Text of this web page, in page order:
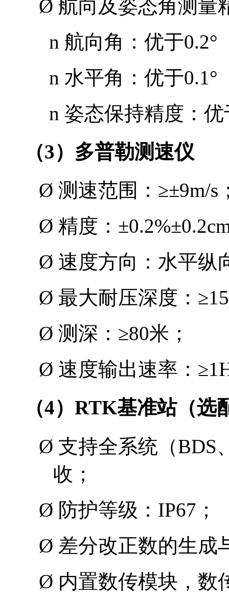
Ø 航向及姿态角测量
n 航向角：优于0.2°
n 水平角：优于0.1°
n 姿态保持精度：优
（3）多普勒测速仪
Ø 测速范围： ≥±9m/s
Ø 精度：
Ø 速度方向：水平纵
Ø 最大耐压深度：
Ø 测深： ≥80米；
Ø 速度输出速率：
（4） RTK基准站（选
Ø 支持全系统（BDS
收；
Ø 防护等级： IP67 ；
Ø 差分改正数的生成
Ø 内置数传模块，数